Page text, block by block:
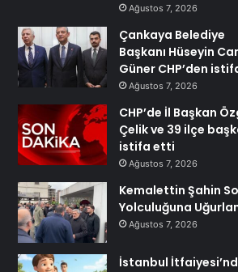
Ağustos 7, 2026
Çankaya Belediye
Başkanı Hüseyin
Güner CHP’den
Ağustos 7, 2026
CHP’de İl Başkan
Çelik ve 39 ilçe
istifa etti
Ağustos 7, 2026
Kemalettin Şahin
Yolculuğuna
Ağustos 7, 2026
İstanbul